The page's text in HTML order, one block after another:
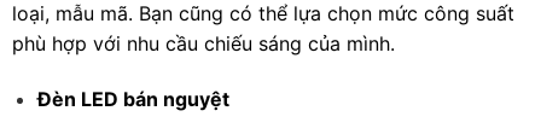
loại, mẫu mã. Bạn cũng có thể lựa chọn mức công suất
phù hợp với nhu cầu chiếu sáng của mình.
Đèn LED bán nguyệt